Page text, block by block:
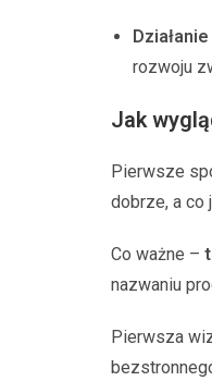
rozwoju
Jak
Pierwsze
dobrze, a co
Co ważne –
nazwaniu
Pierwsza